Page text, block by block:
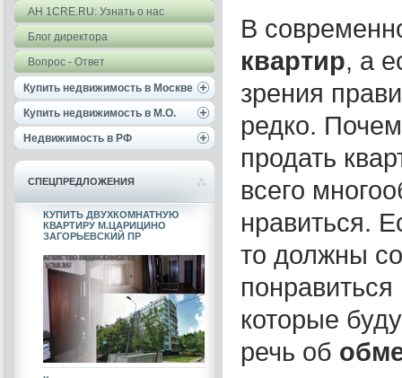
АН 1CRE.RU: Узнать о нас
Блог директора
Вопрос - Ответ
Купить недвижимость в Москве
Купить недвижимость в М.О.
Недвижимость в РФ
СПЕЦПРЕДЛОЖЕНИЯ
КУПИТЬ ДВУХКОМНАТНУЮ
КВАРТИРУ М.ЦАРИЦИНО
ЗАГОРЬЕВСКИЙ ПР
В
квартир, а
зрения
редко.
продать
всего
нравиться.
то должны
которые
речь об